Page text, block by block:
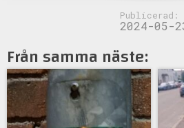
Publicerad:
2024-05-
Från samma näste: